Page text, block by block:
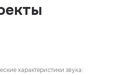
характеристики звука: